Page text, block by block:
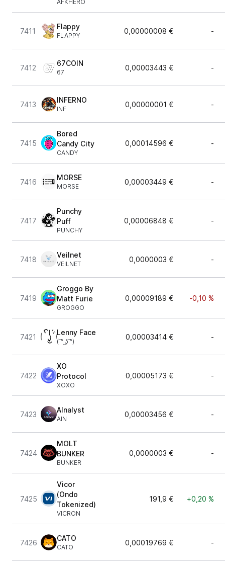
AFKHERO
7411
Flappy
FLAPPY
0,00000008 € -
7412
67COIN
67
0,00003443 € -
7413
INFERNO
INF
0,00000001 € -
7415
Bored
Candy City
CANDY
0,00014596 € -
7416
MORSE
MORSE
0,00003449 € -
7417
Punchy
Puff
PUNCHY
0,00006848 € -
7418
Veilnet
VEILNET
0,0000003 € -
7419
Groggo By
Matt Furie
GROGGO
0,00009189 € -0,10 %
7421
Lenny Face
( ͡° ͜ʖ ͡°)
0,00003414 € -
7422
XO
Protocol
XOXO
0,00005173 € -
7423
AInalyst
AIN
0,00003456 € -
7424
MOLT
BUNKER
BUNKER
0,0000003 € -
7425
Vicor
(Ondo
Tokenized)
VICRON
191,9 € +0,20 %
7426
CATO
CATO
0,00019769 € -